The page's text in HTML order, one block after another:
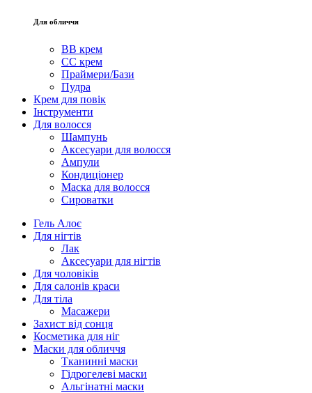
Для обличчя
BB крем
CC крем
Праймери/Бази
Пудра
Крем для повік
Інструменти
Для волосся
Шампунь
Аксесуари для волосся
Ампули
Кондиціонер
Маска для волосся
Сироватки
Гель Алоє
Для нігтів
Лак
Аксесуари для нігтів
Для чоловіків
Для салонів краси
Для тіла
Масажери
Захист від сонця
Косметика для ніг
Маски для обличчя
Тканинні маски
Гідрогелеві маски
Альгінатні маски